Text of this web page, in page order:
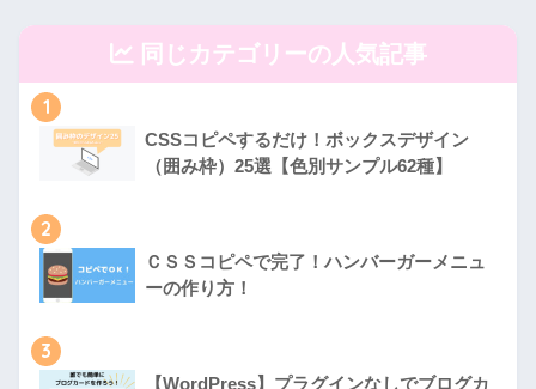
同じカテゴリーの人気記事
1
CSSコピペするだけ！ボックスデザイン
（囲み枠）25選【色別サンプル62種】
2
ＣＳＳコピペで完了！ハンバーガーメニュ
ーの作り方！
3
【WordPress】プラグインなしでブログカ